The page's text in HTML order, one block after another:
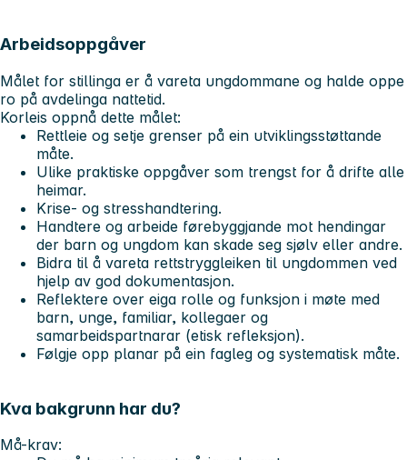
Arbeidsoppgåver
Målet for stillinga er å vareta ungdommane og halde oppe
ro på avdelinga nattetid.
Korleis oppnå dette målet:
Rettleie og setje grenser på ein utviklingsstøttande
måte.
Ulike praktiske oppgåver som trengst for å drifte alle
heimar.
Krise- og stresshandtering.
Handtere og arbeide førebyggjande mot hendingar
der barn og ungdom kan skade seg sjølv eller andre.
Bidra til å vareta rettstryggleiken til ungdommen ved
hjelp av god dokumentasjon.
Reflektere over eiga rolle og funksjon i møte med
barn, unge, familiar, kollegaer og
samarbeidspartnarar (etisk refleksjon).
Følgje opp planar på ein fagleg og systematisk måte.
Kva bakgrunn har du?
Må-krav: